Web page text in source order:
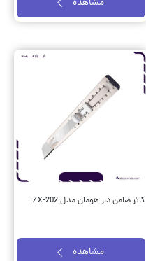
کاتر ضامن دار هومان مدل ZX-202
مشاهده